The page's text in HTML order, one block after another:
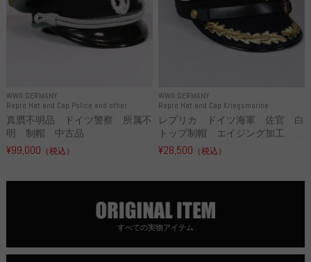
WWII GERMANY
Repro Hat and Cap Police and other
真贋不明品 ドイツ警察 所属不
明 制帽 中古品
¥99,000 （税込）
WWII GERMANY
Repro Hat and Cap Kriegsmarine
レプリカ ドイツ海軍 佐官 白
トップ制帽 エイジング加工 ...
¥28,500 （税込）
すべての実物アイテム